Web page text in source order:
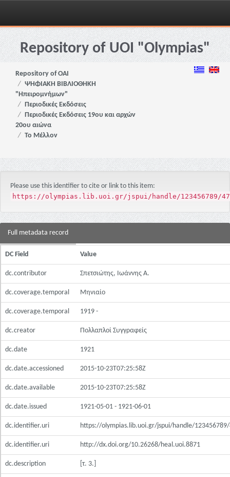
Skip
navigationRepository of UOI "Olympias"
Repository of OAI
ΨΗΦΙΑΚΗ ΒΙΒΛΙΟΘΗΚΗ
"Ηπειρομνήμων"
Περιοδικές Εκδόσεις
Περιοδικές Εκδόσεις 19ου και αρχών
20ου αιώνα
Το Μέλλον
Please use this identifier to cite or link to this item:
https://olympias.lib.uoi.gr/jspui/handle/123456789/
Full metadata record
DC Field Value
dc.contributor Σπετσιώτης, Ιωάννης Α.
dc.coverage.temporal Μηνιαίο
dc.coverage.temporal 1919 -
dc.creator Πολλαπλοί Συγγραφείς
dc.date 1921
dc.date.accessioned 2015-10-23T07:25:58Z
dc.date.available 2015-10-23T07:25:58Z
dc.date.issued 1921-05-01 - 1921-06-01
dc.identifier.uri https://olympias.lib.uoi.gr/jspui/handle/
dc.identifier.uri http://dx.doi.org/10.26268/heal.uoi.8871
dc.description [τ. 3.]